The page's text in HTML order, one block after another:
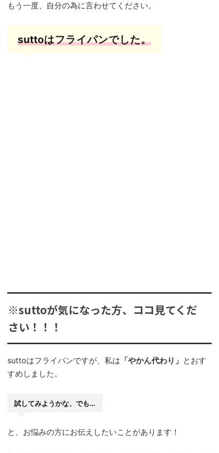
もう一度、自分の為に言わせてください。
suttoはフライパンでした。
※suttoが気になった方、ココ見てくだ
さい！！！
suttoはフライパンですが、私は 「やかん代わり」 とおす
すめしました。
試してみようかな、でも…
と、お悩みの方にお伝えしたいことがあります！